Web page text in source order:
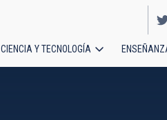
CIENCIA Y TECNOLOGÍA